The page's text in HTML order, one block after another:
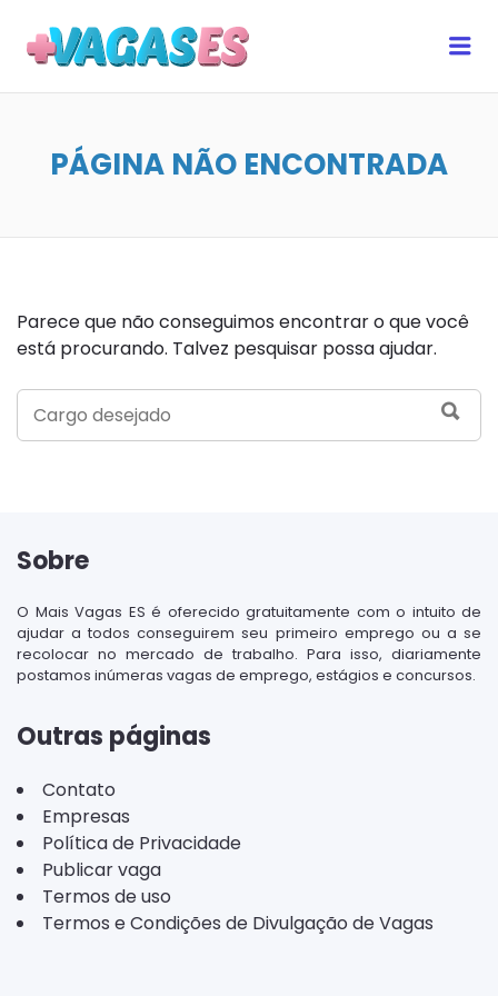
PÁGINA NÃO ENCONTRADA
Parece que não conseguimos encontrar o que você
está procurando. Talvez pesquisar possa ajudar.
SEARCH
FOR:
Sobre
O Mais Vagas ES é oferecido gratuitamente com o intuito de
ajudar a todos conseguirem seu primeiro emprego ou a se
recolocar no mercado de trabalho. Para isso, diariamente
postamos inúmeras vagas de emprego, estágios e concursos.
Outras páginas
Contato
Empresas
Política de Privacidade
Publicar vaga
Termos de uso
Termos e Condições de Divulgação de Vagas